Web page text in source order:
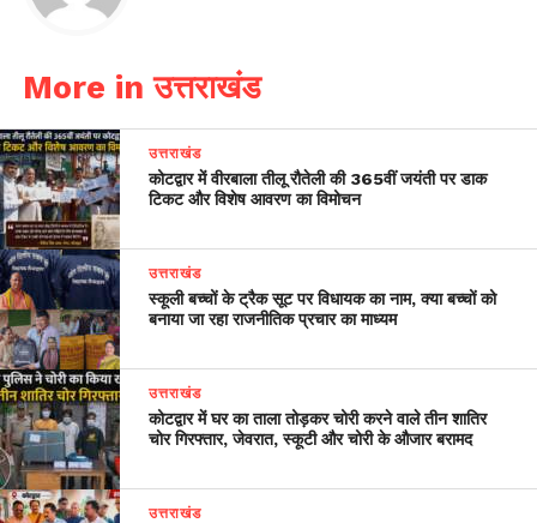
More in उत्तराखंड
उत्तराखंड
कोटद्वार में वीरबाला तीलू रौतेली की 365वीं जयंती पर डाक
टिकट और विशेष आवरण का विमोचन
उत्तराखंड
स्कूली बच्चों के ट्रैक सूट पर विधायक का नाम, क्या बच्चों को
बनाया जा रहा राजनीतिक प्रचार का माध्यम
उत्तराखंड
कोटद्वार में घर का ताला तोड़कर चोरी करने वाले तीन शातिर
चोर गिरफ्तार, जेवरात, स्कूटी और चोरी के औजार बरामद
उत्तराखंड